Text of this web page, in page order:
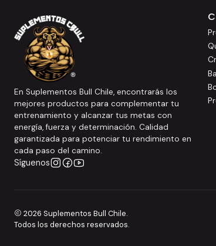
En Suplementos Bull Chile, encontrarás los
mejores productos para complementar tu
entrenamiento y alcanzar tus metas con
energía, fuerza y determinación. Calidad
garantizada para potenciar tu rendimiento en
cada paso del camino.
Síguenos
2026 Suplementos Bull Chile.
Todos los derechos reservados.